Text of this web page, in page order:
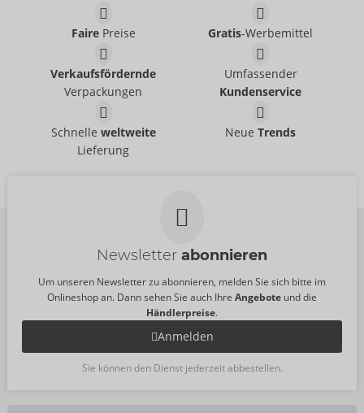
FairePreise Gratis-Werbemittel
Verkaufsfördernde
Verpackungen
Umfassender
Kundenservice
Schnelle weltweite
Lieferung
NeueTrends
Newsletter abonnieren
Um unseren Newsletter zu abonnieren, melden Sie sich bitte im
Onlineshop an. Dann sehen Sie auch Ihre Angebote und die
Händlerpreise.
Anmelden
Sie können den Dienst jederzeit abbestellen.